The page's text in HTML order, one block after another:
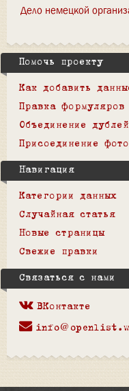
Дело немецкой
Помочь проекту
Как добавить
Правка формуляров
Объединение дублей
Присоединение
Навигация
Категории данных
Случайная статья
Новые страницы
Свежие правки
Связаться с нами
ВКонтакте